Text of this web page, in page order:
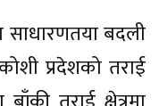
साधारणतया बदली
प्रदेशको तराई